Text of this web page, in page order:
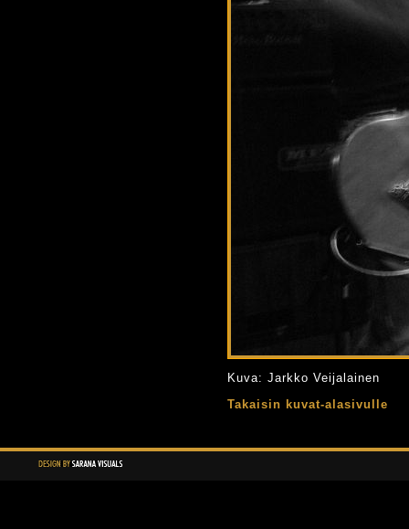
Kuva: Jarkko Veijalainen
Takaisin kuvat-alasivulle